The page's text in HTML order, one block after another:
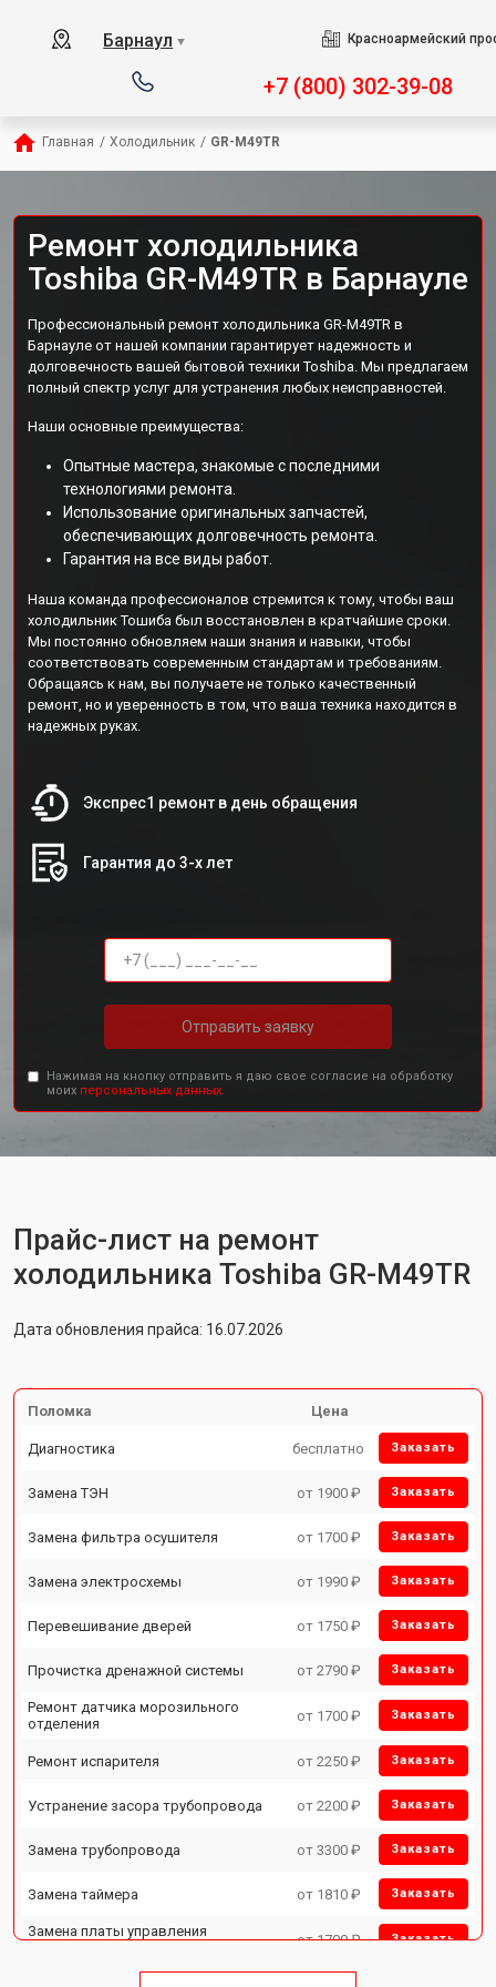
Барнаул ▼ Красноармейский
+7 (800) 302-39-08
Главная / Холодильник / GR-M49TR
Ремонт холодильника
Toshiba GR-M49TR в Барнауле
Профессиональный ремонт холодильника GR-M49TR в
Барнауле от нашей компании гарантирует надежность и
долговечность вашей бытовой техники Toshiba. Мы предлагаем
полный спектр услуг для устранения любых неисправностей.
Наши основные преимущества:
Опытные мастера, знакомые с последними
технологиями ремонта.
Использование оригинальных запчастей,
обеспечивающих долговечность ремонта.
Гарантия на все виды работ.
Наша команда профессионалов стремится к тому, чтобы ваш
холодильник Тошиба был восстановлен в кратчайшие сроки.
Мы постоянно обновляем наши знания и навыки, чтобы
соответствовать современным стандартам и требованиям.
Обращаясь к нам, вы получаете не только качественный
ремонт, но и уверенность в том, что ваша техника находится в
надежных руках.
Экспрес1 ремонт в день обращения
Гарантия до 3-х лет
Отправить заявку
Нажимая на кнопку отправить я даю свое согласие на обработку
моих персональных данных.
Прайс-лист на ремонт
холодильника Toshiba GR-M49TR
Дата обновления прайса: 16.07.2026
Поломка Цена
Диагностика бесплатно Заказать
Замена ТЭН от 1900 ₽ Заказать
Замена фильтра осушителя от 1700 ₽ Заказать
Замена электросхемы от 1990 ₽ Заказать
Перевешивание дверей от 1750 ₽ Заказать
Прочистка дренажной системы от 2790 ₽ Заказать
Ремонт датчика морозильного
отделения
от 1700 ₽ Заказать
Ремонт испарителя от 2250 ₽ Заказать
Устранение засора трубопровода от 2200 ₽ Заказать
Замена трубопровода от 3300 ₽ Заказать
Замена таймера от 1810 ₽ Заказать
Замена платы управления
от 1700 ₽ Заказать
Ремонт/замена датчика